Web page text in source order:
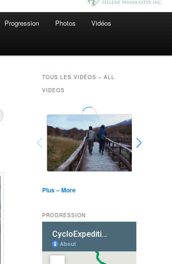
Progression Photos Vidéos
TOUS LES VIDÉOS – ALL
VIDEOS
Plus – More
PROGRESSION